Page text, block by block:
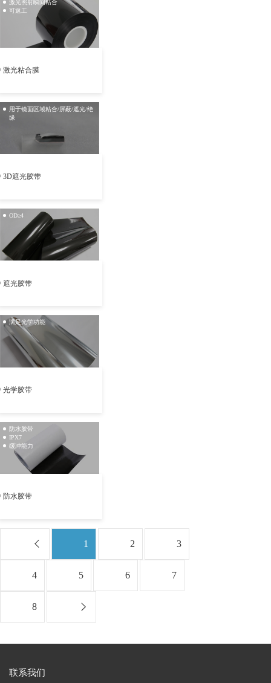
激光照射瞬间粘合
可返工
激光粘合膜
用于镜面区域粘合/屏蔽/遮光/绝
缘
3D遮光胶带
OD≥4
遮光胶带
满足光学功能
光学胶带
防水胶带
IPX7
缓冲能力
防水胶带
1 2 3
4 5 6 7
8
联系我们